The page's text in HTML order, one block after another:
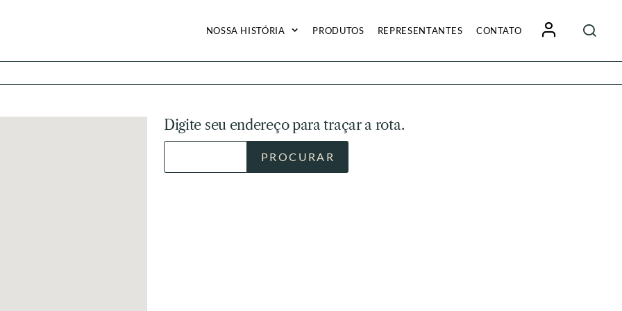
NOSSA HISTÓRIA PRODUTOS REPRESENTANTES CONTATO
por:
Digite seu endereço para traçar a rota.